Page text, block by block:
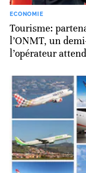
ECONOMIE
Tourisme:
l’ONMT, un
l’opérateur